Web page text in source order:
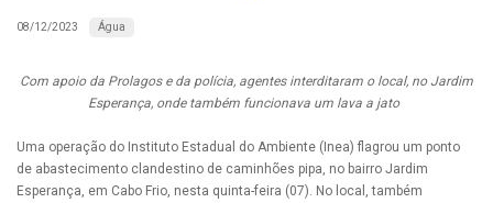
08/12/2023 Água
Com apoio da Prolagos e da polícia, agentes interditaram o local, no Jardim
Esperança, onde também funcionava um lava a jato
Uma operação do Instituto Estadual do Ambiente (Inea) flagrou um ponto
de abastecimento clandestino de caminhões pipa, no bairro Jardim
Esperança, em Cabo Frio, nesta quinta-feira (07). No local, também